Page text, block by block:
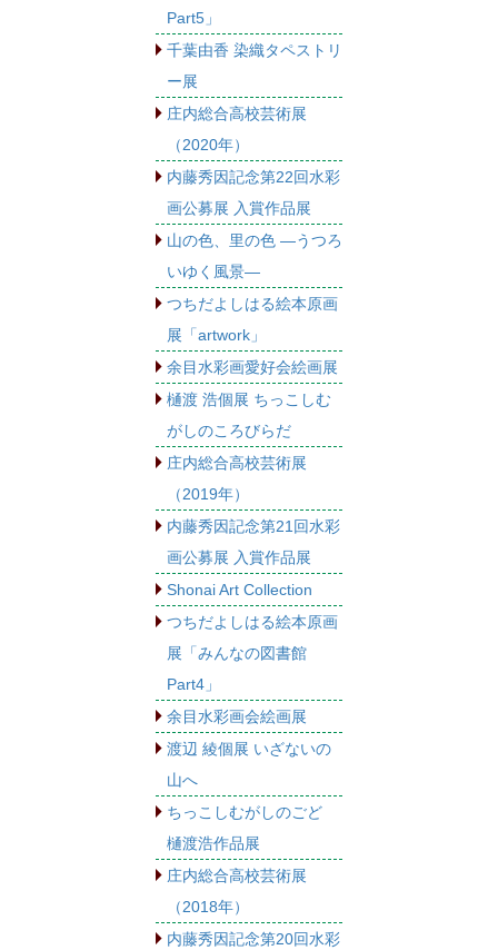
Part5」
千葉由香 染織タペストリ
ー展
庄内総合高校芸術展
（2020年）
内藤秀因記念第22回水彩
画公募展 入賞作品展
山の色、里の色 ―うつろ
いゆく風景―
つちだよしはる絵本原画
展「artwork」
余目水彩画愛好会絵画展
樋渡 浩個展 ちっこしむ
がしのころびらだ
庄内総合高校芸術展
（2019年）
内藤秀因記念第21回水彩
画公募展 入賞作品展
Shonai Art Collection
つちだよしはる絵本原画
展「みんなの図書館
Part4」
余目水彩画会絵画展
渡辺 綾個展 いざないの
山へ
ちっこしむがしのごど
樋渡浩作品展
庄内総合高校芸術展
（2018年）
内藤秀因記念第20回水彩